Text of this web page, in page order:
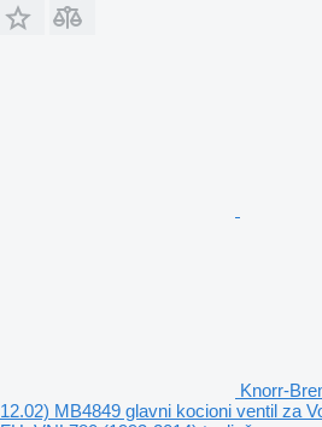
Knorr-
12.02) MB4849 glavni kocioni ventil za